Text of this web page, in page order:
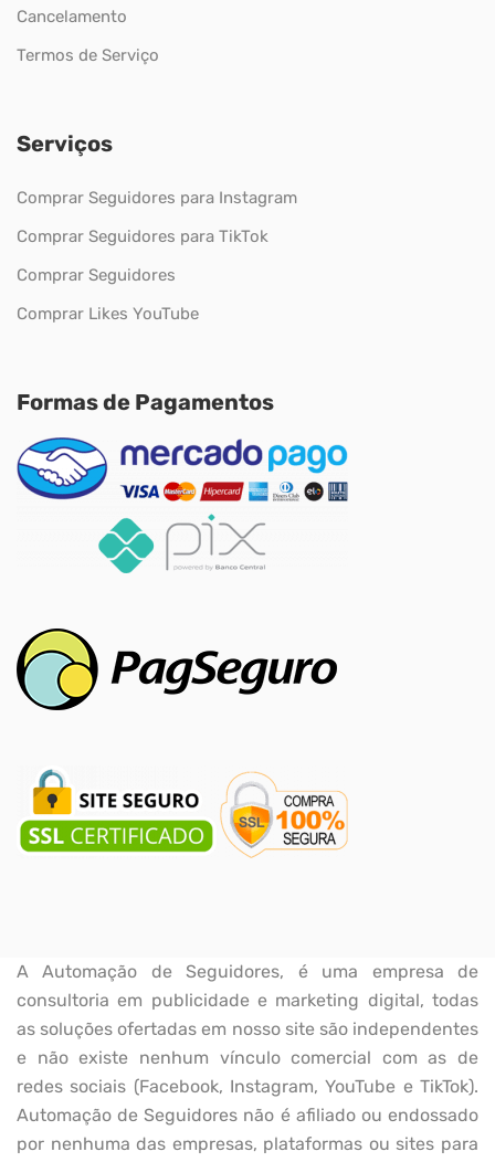
Cancelamento
Termos de Serviço
Serviços
Comprar Seguidores para Instagram
Comprar Seguidores para TikTok
Comprar Seguidores
Comprar Likes YouTube
Formas de Pagamentos
A Automação de Seguidores, é uma empresa de
consultoria em publicidade e marketing digital, todas
as soluções ofertadas em nosso site são independentes
e não existe nenhum vínculo comercial com as de
redes sociais (Facebook, Instagram, YouTube e TikTok).
Automação de Seguidores não é afiliado ou endossado
por nenhuma das empresas, plataformas ou sites para